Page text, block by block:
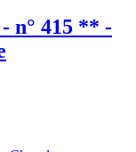
n° 415 ** -